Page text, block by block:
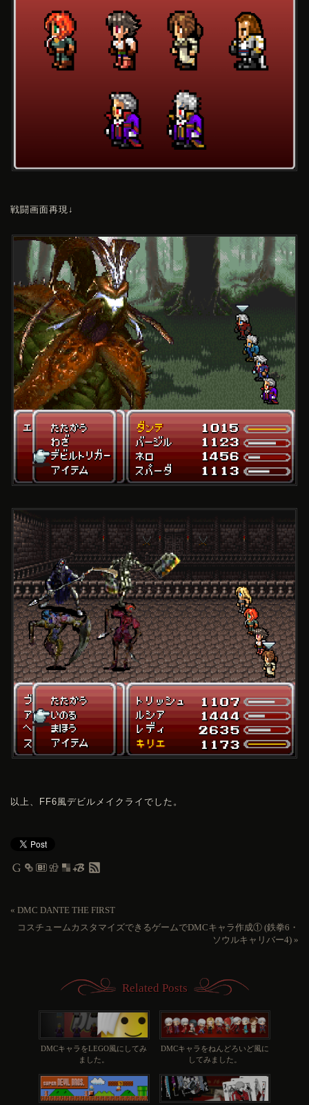
戦闘画面再現↓
以上、FF6風デビルメイクライでした。
«DMC DANTE THE FIRST
コスチュームカスタマイズできるゲームでDMCキャラ作成① (鉄拳6・
ソウルキャリバー4)»
Related Posts
DMCキャラをLEGO風にしてみ
ました。
DMCキャラをねんどろいど風に
してみました。